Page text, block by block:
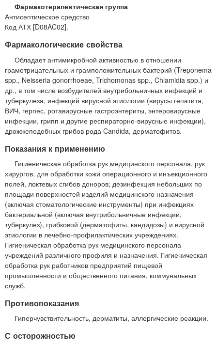
Фармакотерапевтическая группа
Антисептическое средство
Код АТХ [D08AC02].
Фармакологические свойства
Обладает антимикробной активностью в отношении
грамотрицательных и грамположительных бактерий (Treponema
spp., Neisseria gonorrhoeae, Trichomonas spp., Chlamidia spp.) и
др., в том числе возбудителей внутрибольничных инфекций и
туберкулеза, инфекций вирусной этиологии (вирусы гепатита,
ВИЧ, герпес, ротавирусные гастроэнтериты, энтеровирусные
инфекции, грипп и другие респираторно-вирусные инфекции),
дрожжеподобных грибов рода Candida, дерматофитов.
Показания к применению
Гигиеническая обработка рук медицинского персонала, рук
хирургов, для обработки кожи операционного и инъекционного
полей, локтевых сгибов доноров; дезинфекция небольших по
площади поверхностей изделий медицинского назначения
(включая стоматологические инструменты) при инфекциях
бактериальной (включая внутрибольничные инфекции,
туберкулез), грибковой (дерматофиты, кандидозы) и вирусной
этиологии в лечебно-профилактических учреждениях.
Гигиеническая обработка рук медицинского персонала
учреждений различного профиля и назначения. Гигиеническая
обработка рук работников предприятий пищевой
промышленности и общественного питания, коммунальных
служб.
Противопоказания
Гиперчувствительность, дерматиты, аллергические реакции.
С осторожностью